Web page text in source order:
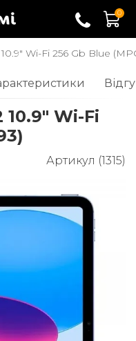
0
Wi-Fi 256 Gb Blue
10.9" Wi-Fi
Артикул (1315)